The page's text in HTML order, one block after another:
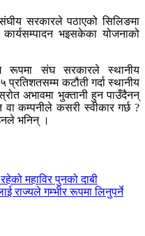
सरकारले पठाएको सिलिङमा
भइसकेका योजनाको
रूपमा संघ सरकारले स्थानीय
कटौती गर्दा स्थानीय
अभावमा भुक्तानी हुन पाउँदैनन्
वा कम्पनीले कसरी स्वीकार गर्छ ?
भनिन् ।
महाविर पुनको दाबी
राज्यले गम्भीर रूपमा लिनुपर्ने